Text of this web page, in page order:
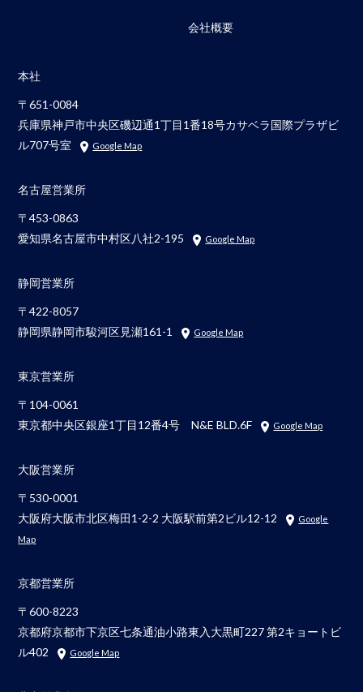
会社概要
本社
〒651-0084
兵庫県神戸市中央区磯辺通1丁目1番18号カサベラ国際プラザビ
ル707号室
Google Map
名古屋営業所
〒453-0863
愛知県名古屋市中村区八社2-195
Google Map
静岡営業所
〒422-8057
静岡県静岡市駿河区見瀬161-1
Google Map
東京営業所
〒104-0061
東京都中央区銀座1丁目12番4号 N&E BLD.6F
Google Map
大阪営業所
〒530-0001
大阪府大阪市北区梅田1-2-2 大阪駅前第2ビル12-12
Google
Map
京都営業所
〒600-8223
京都府京都市下京区七条通油小路東入大黒町227 第2キョートビ
ル402
Google Map